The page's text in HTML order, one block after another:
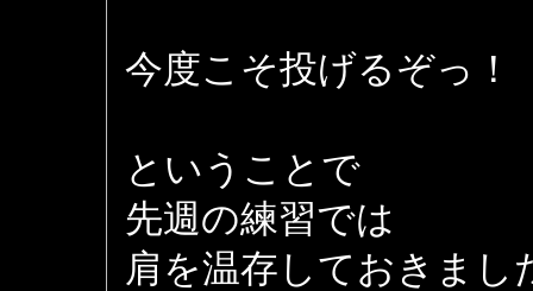
今度こそ投げるぞっ！
ということで
先週の練習では
肩を温存しておきまし